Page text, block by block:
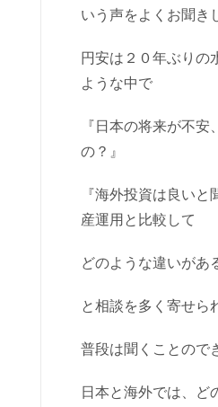
いう声をよくお聞き
円安は２０年ぶりの
ような中で
『日本の将来が不
の？』
『海外投資は良い
産運用と比較して
どのような違いがあ
と相談を多く寄せら
普段は聞くことので
日本と海外では、ど